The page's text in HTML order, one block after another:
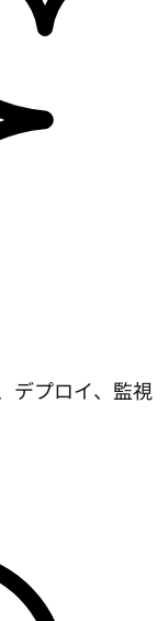
デプロイ、監視